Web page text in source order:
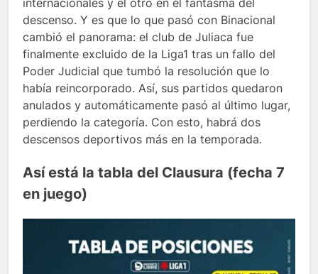
descenso. Y es que lo que pasó con Binacional
cambió el panorama: el club de Juliaca fue
finalmente excluido de la Liga1 tras un fallo del
Poder Judicial que tumbó la resolución que lo
había reincorporado. Así, sus partidos quedaron
anulados y automáticamente pasó al último lugar,
perdiendo la categoría. Con esto, habrá dos
descensos deportivos más en la temporada.
Así está la tabla del Clausura (fecha 7
en juego)